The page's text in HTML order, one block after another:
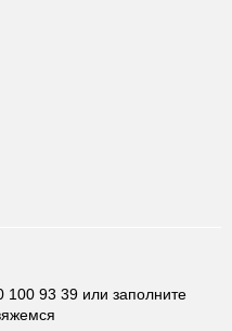
100 93 39 или заполните